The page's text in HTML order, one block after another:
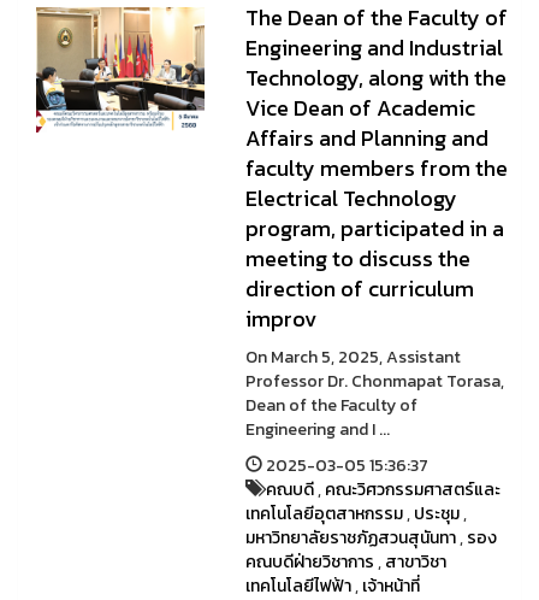
The Dean of the Faculty of
Engineering and Industrial
Technology, along with the
Vice Dean of Academic
Affairs and Planning and
faculty members from the
Electrical Technology
program, participated in a
meeting to discuss the
direction of curriculum
improv
On March 5, 2025, Assistant
Professor Dr. Chonmapat Torasa,
Dean of the Faculty of
Engineering and I ...
2025-03-05 15:36:37
คณบดี,คณะวิศวกรรมศาสตร์และ
เทคโนโลยีอุตสาหกรรม,ประชุม,
มหาวิทยาลัยราชภัฏสวนสุนันทา,รอง
คณบดีฝ่ายวิชาการ,สาขาวิชา
เทคโนโลยีไฟฟ้า,เจ้าหน้าที่